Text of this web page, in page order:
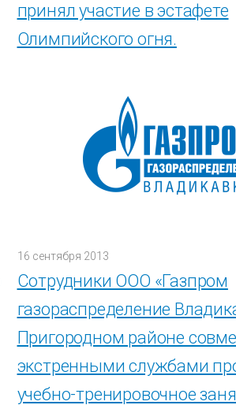
принял участие в эстафете
Олимпийского огня.
16 сентября 2013
Сотрудники ООО «Газпром
газораспределение
Пригородном районе
экстренными службами
учебно-тренировочное